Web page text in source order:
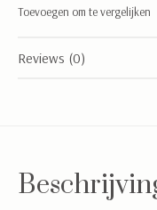
Toevoegen om te vergelijken
Reviews (0)